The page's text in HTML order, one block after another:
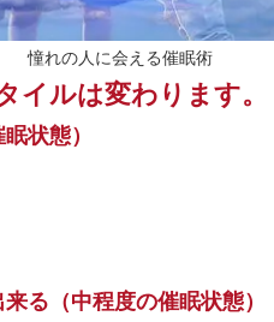
憧れの人に会える催眠術
ルは変わります。
状態）
る（中程度の催眠状態）